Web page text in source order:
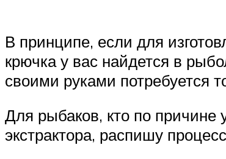
В принципе, если для
крючка у вас найдется в
своими руками потребуется
Для рыбаков, кто по причине
экстрактора, распишу